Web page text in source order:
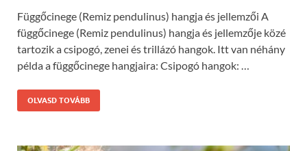
Függőcinege (Remiz pendulinus) hangja és jellemzői A
függőcinege (Remiz pendulinus) hangja és jellemzője közé
tartozik a csipogó, zenei és trillázó hangok. Itt van néhány
példa a függőcinege hangjaira: Csipogó hangok: …
OLVASD TOVÁBB